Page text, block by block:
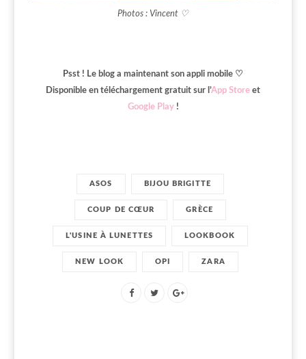
Photos : Vincent ♡
Psst ! Le blog a maintenant son appli mobile ♡
Disponible en téléchargement gratuit sur l’App Store et
Google Play!
ASOS BIJOU BRIGITTE
COUP DE CŒUR GRÈCE
L'USINE À LUNETTES LOOKBOOK
NEW LOOK OPI ZARA